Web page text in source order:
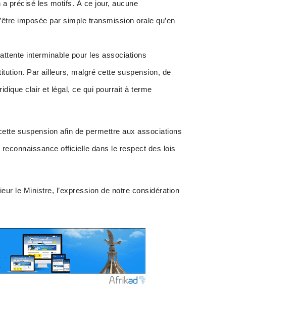
a précisé les motifs. À ce jour, aucune
imposée par simple transmission orale qu’en
interminable pour les associations
Par ailleurs, malgré cette suspension, de
clair et légal, ce qui pourrait à terme
suspension afin de permettre aux associations
officielle dans le respect des lois
le Ministre, l’expression de notre considération